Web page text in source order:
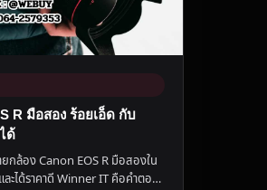
R มือสอง ร้อยเอ็ด กับ
ด้
กล้อง Canon EOS R มือสองใน
ละได้ราคาดี Winner IT คือคำตอบ